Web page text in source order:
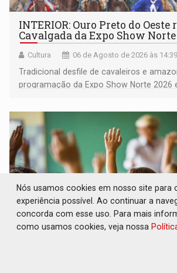
INTERIOR: Ouro Preto do Oeste
Cavalgada da Expo Show
Cultura 06 de Agosto de 2026 às 14:39
Tradicional desfile de cavaleiros e
programação da Expo Show Norte 2026
DESENVOLVIMENTO: Ideb
Nós usamos cookies em nosso site para
experiência possível. Ao continuar a
concorda com esse uso. Para mais
como usamos cookies, veja nossa